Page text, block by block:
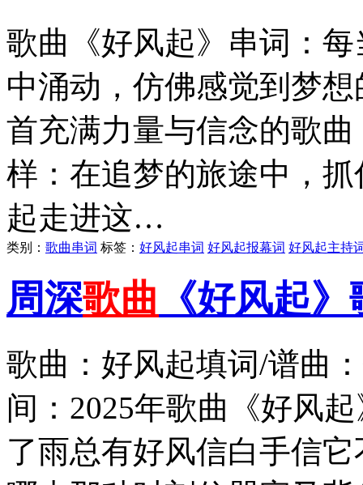
歌曲《好风起》串词：
中涌动，仿佛感觉到梦
首充满力量与信念的歌
样：在追梦的旅途中，
起走进这…
类别： 歌曲串词 标签： 好风起串词 好风起报幕词 好风起主持
周深歌曲 《好风起
歌曲：好风起填词/谱曲
间：2025年歌曲《好风
了雨总有好风信白手信